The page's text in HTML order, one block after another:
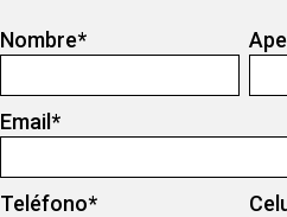
Nombre*
Email*
Teléfono*